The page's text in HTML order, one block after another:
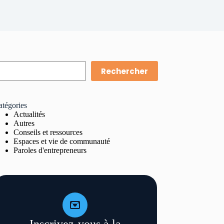
Rechercher
Actualités
Autres
Conseils et ressources
Espaces et vie de communauté
Paroles d'entrepreneurs